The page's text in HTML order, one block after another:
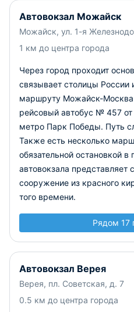
Автовокзал Можайск
Можайск, ул. 1-я
1 км до центра города
Через город проходит
связывает столицы России
маршруту Можайск-Москва
рейсовый автобус № 457 от
метро Парк Победы. Путь
Также есть несколько
обязательной остановкой
автовокзала представляет
сооружение из красного
того времени.
Рядом 17
Автовокзал Верея
Верея, пл. Советская, д. 7
0.5 км до центра города